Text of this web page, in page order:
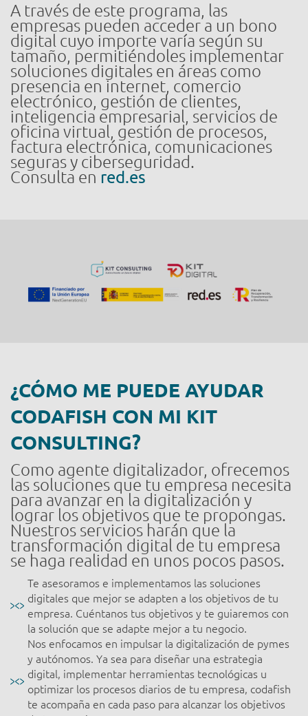
A través de este programa, las
empresas pueden acceder a un bono
digital cuyo importe varía según su
tamaño, permitiéndoles implementar
soluciones digitales en áreas como
presencia en internet, comercio
electrónico, gestión de clientes,
inteligencia empresarial, servicios de
oficina virtual, gestión de procesos,
factura electrónica, comunicaciones
seguras y ciberseguridad.
Consulta en red.es
¿CÓMO ME PUEDE AYUDAR
CODAFISH CON MI KIT
CONSULTING?
Como agente digitalizador, ofrecemos
las soluciones que tu empresa necesita
para avanzar en la digitalización y
lograr los objetivos que te propongas.
Nuestros servicios harán que la
transformación digital de tu empresa
se haga realidad en unos pocos pasos.
Te asesoramos e implementamos las soluciones
digitales que mejor se adapten a los objetivos de tu
empresa. Cuéntanos tus objetivos y te guiaremos con
la solución que se adapte mejor a tu negocio.
Nos enfocamos en impulsar la digitalización de pymes
y autónomos. Ya sea para diseñar una estrategia
digital, implementar herramientas tecnológicas u
optimizar los procesos diarios de tu empresa, codafish
te acompaña en cada paso para alcanzar los objetivos